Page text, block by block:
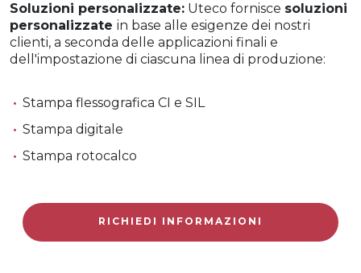
Soluzioni personalizzate: Uteco fornisce soluzioni
personalizzate in base alle esigenze dei nostri
clienti, a seconda delle applicazioni finali e
dell'impostazione di ciascuna linea di produzione:
Stampa flessografica CI e SIL
Stampa digitale
Stampa rotocalco
RICHIEDI INFORMAZIONI